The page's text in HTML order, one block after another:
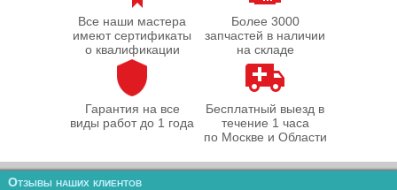
Все наши мастера
имеют сертификаты
о квалификации
Более 3000
запчастей в наличии
на складе
Гарантия на все
виды работ до 1 года
Бесплатный выезд в
течение 1 часа
по Москве и Области
Отзывы наших клиентов